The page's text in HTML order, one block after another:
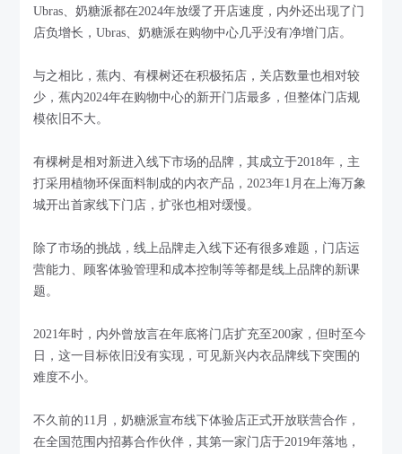
Ubras、奶糖派都在2024年放缓了开店速度，内外还出现了门
店负增长，Ubras、奶糖派在购物中心几乎没有净增门店。
与之相比，蕉内、有棵树还在积极拓店，关店数量也相对较
少，蕉内2024年在购物中心的新开门店最多，但整体门店规
模依旧不大。
有棵树是相对新进入线下市场的品牌，其成立于2018年，主
打采用植物环保面料制成的内衣产品，2023年1月在上海万象
城开出首家线下门店，扩张也相对缓慢。
除了市场的挑战，线上品牌走入线下还有很多难题，门店运
营能力、顾客体验管理和成本控制等等都是线上品牌的新课
题。
2021年时，内外曾放言在年底将门店扩充至200家，但时至今
日，这一目标依旧没有实现，可见新兴内衣品牌线下突围的
难度不小。
不久前的11月，奶糖派宣布线下体验店正式开放联营合作，
在全国范围内招募合作伙伴，其第一家门店于2019年落地，